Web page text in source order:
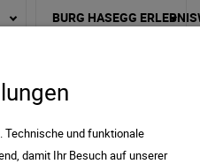
BURG HASEGG
Technische und funktionale
damit Ihr Besuch auf unserer